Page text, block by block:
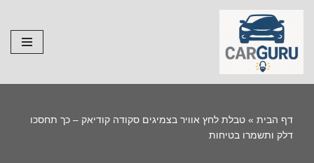
Skip
to
content
דף הבית » טבלת לחץ אוויר בצמיגים סקודה קודיאק – כך תחסכו
דלק ותשמרו בטיחות